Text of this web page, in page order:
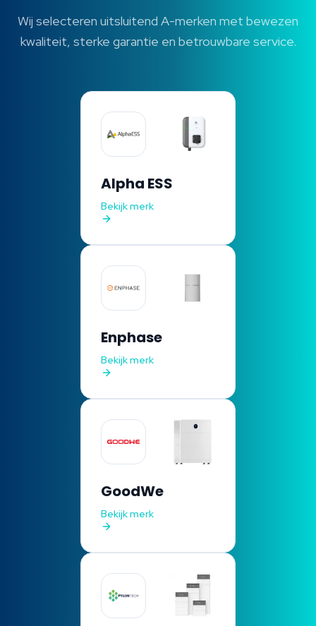
Wij selecteren uitsluitend A-merken met bewezen
kwaliteit, sterke garantie en betrouwbare service.
Alpha ESS
Bekijk merk
Enphase
Bekijk merk
GoodWe
Bekijk merk